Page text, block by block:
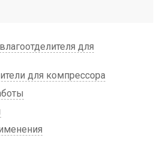
для
для компрессора